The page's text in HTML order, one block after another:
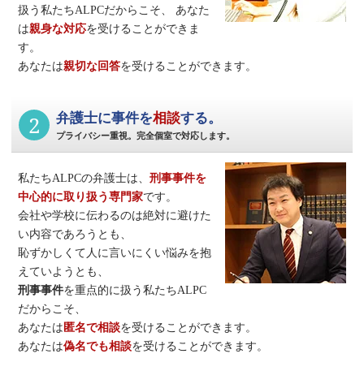
扱う私たちALPCだからこそ、
あなた
は親身な対応を受けることができま
す。
あなたは親切な回答を受けることができます。
2 弁護士に事件を相談する。
プライバシー重視。完全個室で対応します。
私たちALPCの弁護士は、刑事事件を
中心的に取り扱う専門家です。
会社や学校に伝わるのは絶対に避けた
い内容であろうとも、
恥ずかしくて人に言いにくい悩みを抱
えていようとも、
刑事事件を重点的に扱う私たちALPC
だからこそ、
あなたは匿名で相談を受けることができます。
あなたは偽名でも相談を受けることができます。